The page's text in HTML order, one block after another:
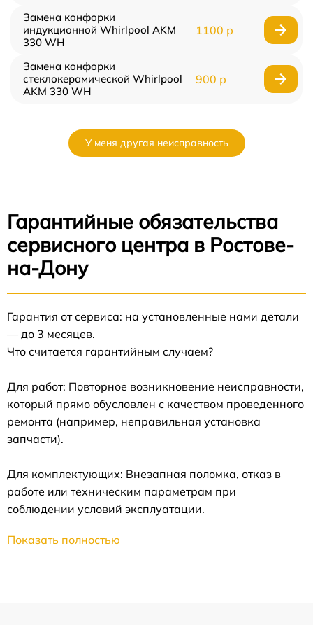
Замена конфорки
индукционной Whirlpool AKM
330 WH
1100 р
Замена конфорки
стеклокерамической Whirlpool
AKM 330 WH
900 р
У меня другая неисправность
Гарантийные обязательства
сервисного центра в Ростове-
на-Дону
Гарантия от сервиса: на установленные нами детали
— до 3 месяцев.
Что считается гарантийным случаем?
Для работ: Повторное возникновение неисправности,
который прямо обусловлен с качеством проведенного
ремонта (например, неправильная установка
запчасти).
Для комплектующих: Внезапная поломка, отказ в
работе или техническим параметрам при
соблюдении условий эксплуатации.
Показать полностью